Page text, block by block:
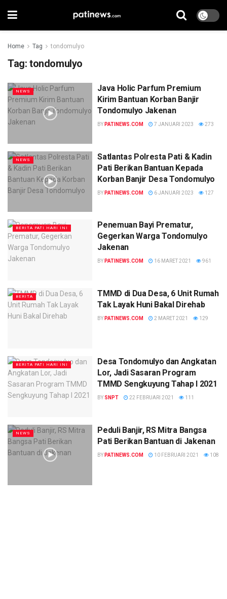
Home Tag tondomulyo
Tag: tondomulyo
NEWS
Java Holic Parfum Premium
Kirim Bantuan Korban Banjir
Tondomulyo Jakenan
BY PATINEWS.COM 7 JANUARI 2023 273
NEWS
Satlantas Polresta Pati & Kadin
Pati Berikan Bantuan Kepada
Korban Banjir Desa Tondomulyo
BY PATINEWS.COM 6 JANUARI 2023 127
BERITA PATI HARI INI
Penemuan Bayi Prematur,
Gegerkan Warga Tondomulyo
Jakenan
BY PATINEWS.COM 16 MARET 2021 961
BERITA
TMMD di Dua Desa, 6 Unit Rumah
Tak Layak Huni Bakal Direhab
BY PATINEWS.COM 2 MARET 2021 129
BERITA PATI HARI INI
Desa Tondomulyo dan Angkatan
Lor, Jadi Sasaran Program
TMMD Sengkuyung Tahap I 2021
BY SNPT 22 FEBRUARI 2021 111
NEWS
Peduli Banjir, RS Mitra Bangsa
Pati Berikan Bantuan di Jakenan
BY PATINEWS.COM 10 FEBRUARI 2021 108